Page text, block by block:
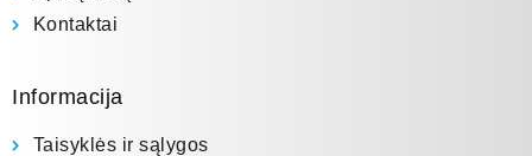
Kontaktai
Informacija
Taisyklės ir sąlygos